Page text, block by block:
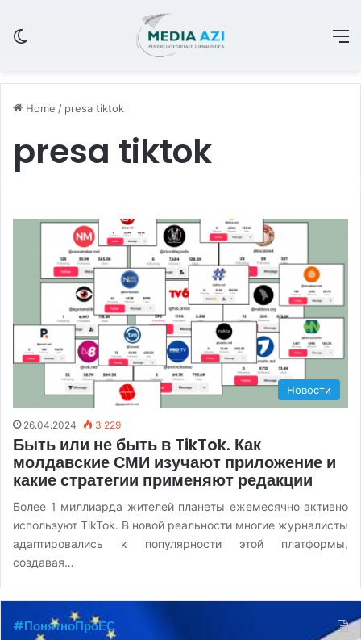
Home / presa tiktok
presa tiktok
Новости
26.04.2024 3 229
Быть или не быть в TikTok. Как
молдавские СМИ изучают приложение и
какие стратегии применяют редакции
Более 1 миллиарда жителей планеты ежемесячно активно
используют TikTok. В новой реальности многие журналисты
адаптировались к популярности этой платформы,
создавая…
#ПонятноПроЕС